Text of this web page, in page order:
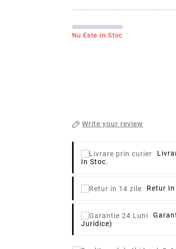
Nu Este In Stoc
Write your review
In Stoc.
Retur
Juridice)